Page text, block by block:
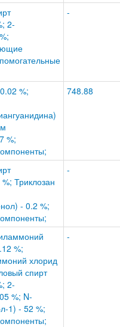
2-
-
%;
%;
748.88
Триклозан
- 0.2 %;
-
%;
хлорид
спирт
2-
%; N-
1) - 52 %;
-